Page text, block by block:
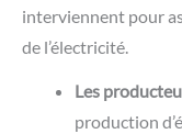
interviennent pour
de l’électricité.
Les
production